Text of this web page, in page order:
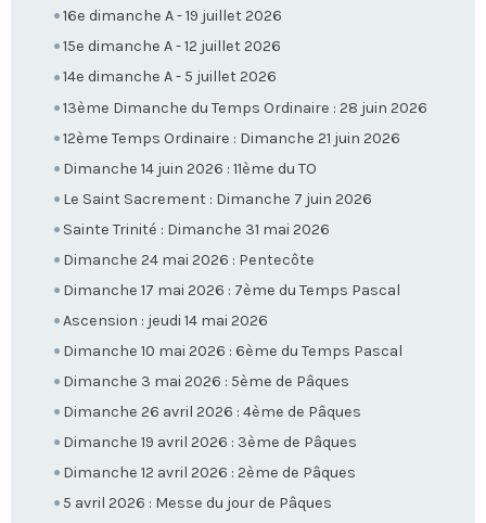
16e dimanche A - 19 juillet 2026
15e dimanche A - 12 juillet 2026
14e dimanche A - 5 juillet 2026
13ème Dimanche du Temps Ordinaire : 28 juin 2026
12ème Temps Ordinaire : Dimanche 21 juin 2026
Dimanche 14 juin 2026 : 11ème du TO
Le Saint Sacrement : Dimanche 7 juin 2026
Sainte Trinité : Dimanche 31 mai 2026
Dimanche 24 mai 2026 : Pentecôte
Dimanche 17 mai 2026 : 7ème du Temps Pascal
Ascension : jeudi 14 mai 2026
Dimanche 10 mai 2026 : 6ème du Temps Pascal
Dimanche 3 mai 2026 : 5ème de Pâques
Dimanche 26 avril 2026 : 4ème de Pâques
Dimanche 19 avril 2026 : 3ème de Pâques
Dimanche 12 avril 2026 : 2ème de Pâques
5 avril 2026 : Messe du jour de Pâques